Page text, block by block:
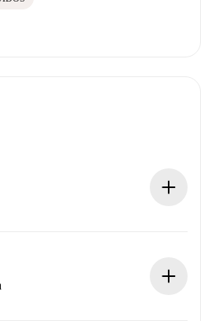
necesaria por adelantado.